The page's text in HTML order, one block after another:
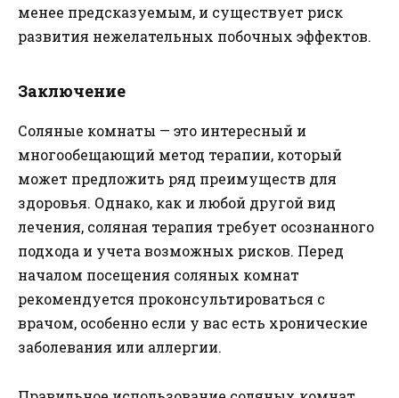
менее предсказуемым, и существует риск
развития нежелательных побочных эффектов.
Заключение
Соляные комнаты — это интересный и
многообещающий метод терапии, который
может предложить ряд преимуществ для
здоровья. Однако, как и любой другой вид
лечения, соляная терапия требует осознанного
подхода и учета возможных рисков. Перед
началом посещения соляных комнат
рекомендуется проконсультироваться с
врачом, особенно если у вас есть хронические
заболевания или аллергии.